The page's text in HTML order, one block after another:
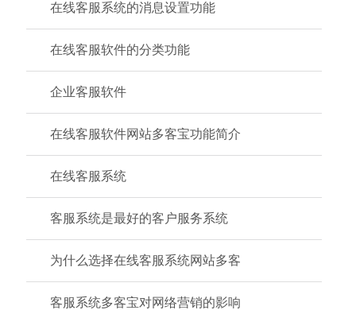
在线客服系统的消息设置功能
在线客服软件的分类功能
企业客服软件
在线客服软件网站多客宝功能简介
在线客服系统
客服系统是最好的客户服务系统
为什么选择在线客服系统网站多客
客服系统多客宝对网络营销的影响